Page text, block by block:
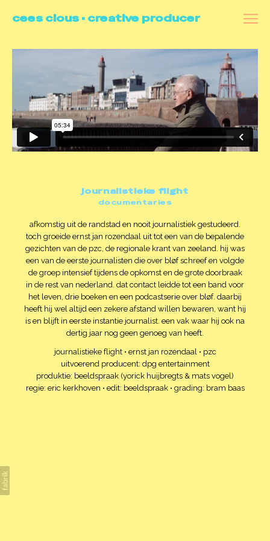
cees clous • creative producer
commercials
docu's
branded content
making of
journalistieke flight
documentaries
afkomstig uit de randstad en nooit journalistiek gestudeerd.
toch groeide ernst jan rozendaal uit tot een van de bepalende
gezichten van de pzc, de regionale krant van zeeland. hij was
een van de eerste journalisten die over bløf schreef en volgde
de groep intensief tijdens de opkomst en de grote doorbraak
in de rest van nederland. dat contact leidde tot een band voor
het leven, drie boeken en een podcastserie over bløf. daarbij
heeft hij wel altijd een zekere afstand willen bewaren, want hij
is en blijft in eerste instantie journalist. een vak waar hij ook na
dertig jaar nog geen genoeg van heeft.
journalistieke flight • ernst jan rozendaal • pzc
uitvoerend producent: dpg entertainment
produktie: beeldspraak (yorick huijbregts & mats vogel)
regie: eric kerkhoven • edit: beeldspraak • grading: bram baas